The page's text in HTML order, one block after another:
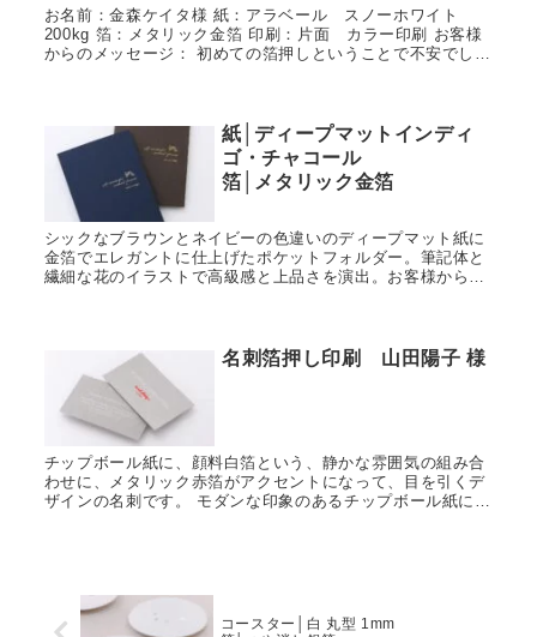
お名前：金森ケイタ様 紙：アラベール スノーホワイト
200kg 箔：メタリック金箔 印刷：片面 カラー印刷 お客様
からのメッセージ： 初めての箔押しということで不安でした
紙│ディープマットインディ
ゴ・チャコール
箔│メタリック金箔
シックなブラウンとネイビーの色違いのディープマット紙に
金箔でエレガントに仕上げたポケットフォルダー。筆記体と
繊細な花のイラストで高級感と上品さを演出。お客様からも
名刺箔押し印刷 山田陽子 様
チップボール紙に、顔料白箔という、静かな雰囲気の組み合
わせに、メタリック赤箔がアクセントになって、目を引くデ
ザインの名刺です。 モダンな印象のあるチップボール紙に艶
コースター│白 丸型 1mm